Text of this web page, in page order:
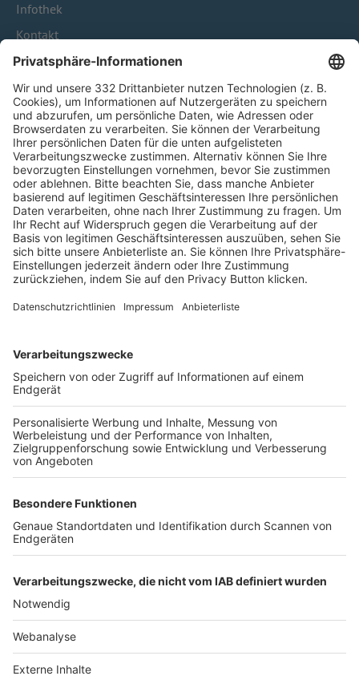
Infothek
Kontakt
HÄUFIG BESUCHTE SEITEN
Pässe und Vereinswechsel
Trainerausbildung
Schulungsangebot Vereinsmitarbeiter
BFV-Geschäftsstellen
Trainerbörse
Login SpielPlus
FOLGE DEM BFV
TOP-VEREINE
TOP-PARTNER
Nutzungsbedingungen Datenschutz Impressum